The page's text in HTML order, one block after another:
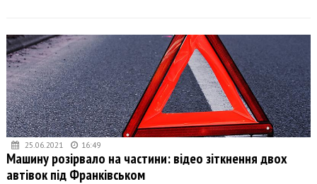
25.06.2021 16:49
Машину розірвало на частини: відео зіткнення двох
автівок під Франківськом